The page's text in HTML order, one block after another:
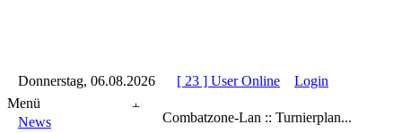
Donnerstag, 06.08.2026 [ 23 ] User Online Login
Menü
News
Combatzone-Lan :: Turnierplan...